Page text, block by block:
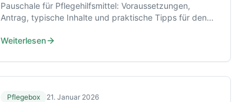
Pauschale für Pflegehilfsmittel: Voraussetzungen,
Antrag, typische Inhalte und praktische Tipps für den
Weiterlesen
Pflegebox 21. Januar 2026